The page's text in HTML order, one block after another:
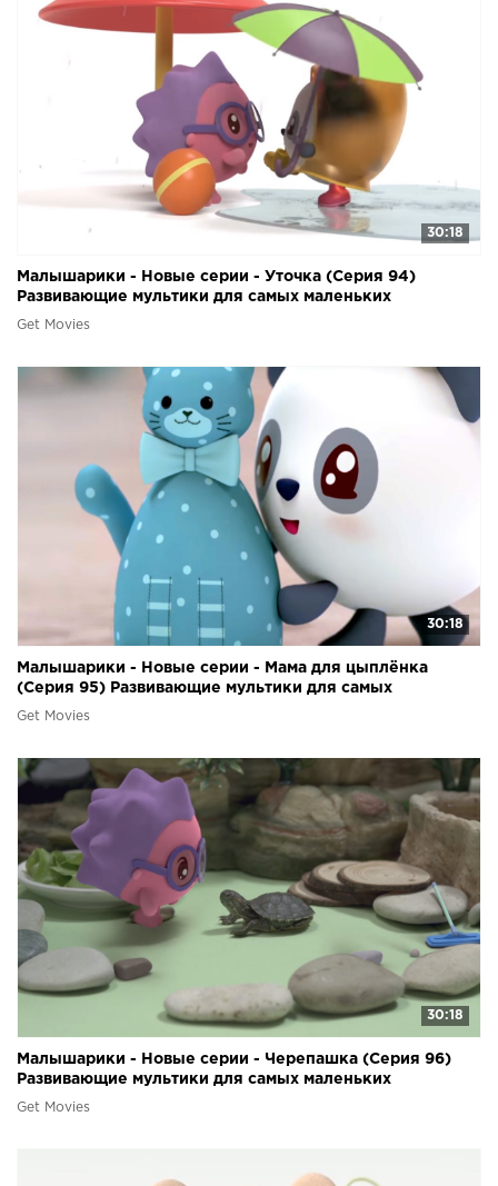
30:18
Малышарики - Новые серии - Уточка (Серия 94)
Развивающие мультики для самых маленьких
Get Movies
30:18
Малышарики - Новые серии - Мама для цыплёнка
(Серия 95) Развивающие мультики для самых
маленьких
Get Movies
30:18
Малышарики - Новые серии - Черепашка (Серия 96)
Развивающие мультики для самых маленьких
Get Movies